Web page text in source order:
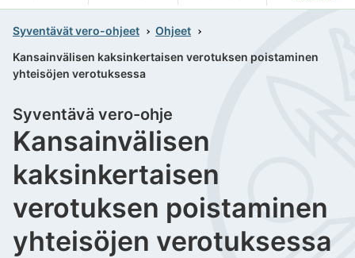
Syventävät vero-ohjeet
Ohjeet
Kansainvälisen kaksinkertaisen verotuksen poistaminen
yhteisöjen verotuksessa
Kansainvälisen
kaksinkertaisen
verotuksen poistaminen
yhteisöjen verotuksessa
Syventävä vero-ohje